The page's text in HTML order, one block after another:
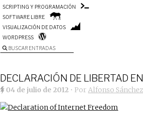
SCRIPTING Y PROGRAMACIÓN
SOFTWARE LIBRE
VISUALIZACIÓN DE DATOS
WORDPRESS
BUSCAR ENTRADAS
DECLARACIÓN DE LIBERTAD
04 de julio de 2012 • Por Alfonso